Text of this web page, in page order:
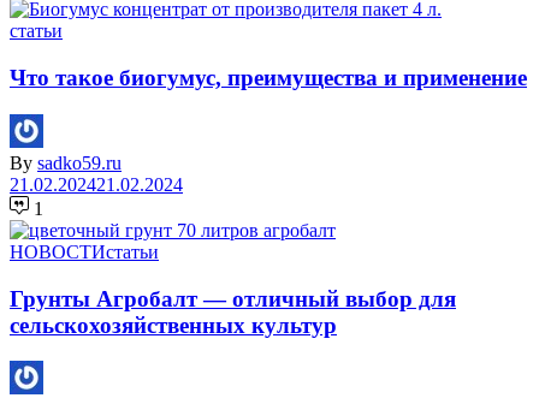
статьи
Что такое биогумус, преимущества и применение
By sadko59.ru
21.02.202421.02.2024
1
НОВОСТИстатьи
Грунты Агробалт — отличный выбор для
сельскохозяйственных культур